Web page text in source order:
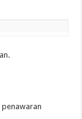
penawaran